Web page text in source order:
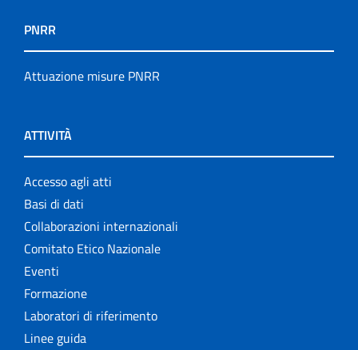
PNRR
Attuazione misure PNRR
ATTIVITÀ
Accesso agli atti
Basi di dati
Collaborazioni internazionali
Comitato Etico Nazionale
Eventi
Formazione
Laboratori di riferimento
Linee guida